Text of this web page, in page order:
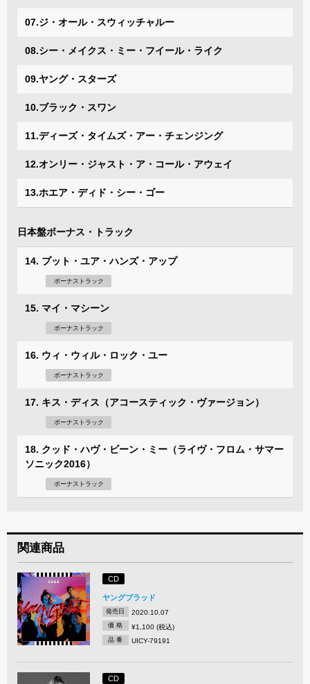
07.ジ・オール・スウィッチャルー
08.シー・メイクス・ミー・フイール・ライク
09.ヤング・スターズ
10.ブラック・スワン
11.ディーズ・タイムズ・アー・チェンジング
12.オンリー・ジャスト・ア・コール・アウェイ
13.ホエア・ディド・シー・ゴー
日本盤ボーナス・トラック
14. プット・ユア・ハンズ・アップ
ボーナストラック
15. マイ・マシーン
ボーナストラック
16. ウィ・ウィル・ロック・ユー
ボーナストラック
17. キス・ディス（アコースティック・ヴァージョン）
ボーナストラック
18. クッド・ハヴ・ビーン・ミー（ライヴ・フロム・サマー
ソニック2016）
ボーナストラック
関連商品
CD
ヤングブラッド
発売日 2020.10.07
価 格 ¥1,100 (税込)
品 番 UICY-79191
CD